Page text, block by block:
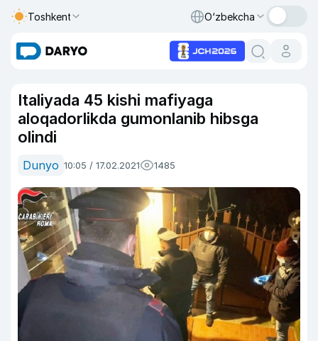
Toshkent O‘zbekcha
Italiyada 45 kishi mafiyaga
aloqadorlikda gumonlanib hibsga
olindi
Dunyo 10:05 / 17.02.2021 1485